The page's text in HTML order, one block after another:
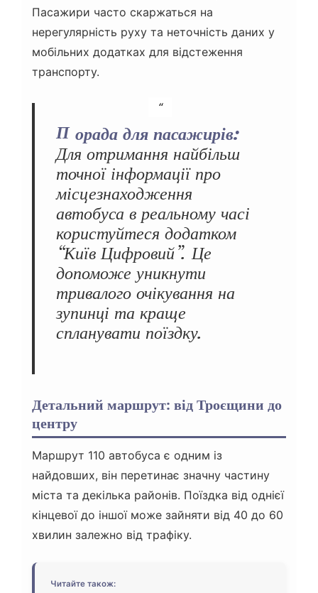
Пасажири часто скаржаться на
нерегулярність руху та неточність даних у
мобільних додатках для відстеження
транспорту.
Порада для пасажирів:
Для отримання найбільш
точної інформації про
місцезнаходження
автобуса в реальному часі
користуйтеся додатком
“Київ Цифровий”. Це
допоможе уникнути
тривалого очікування на
зупинці та краще
спланувати поїздку.
Детальний маршрут: від Троєщини до
центру
Маршрут 110 автобуса є одним із
найдовших, він перетинає значну частину
міста та декілька районів. Поїздка від однієї
кінцевої до іншої може зайняти від 40 до 60
хвилин залежно від трафіку.
Читайте також: